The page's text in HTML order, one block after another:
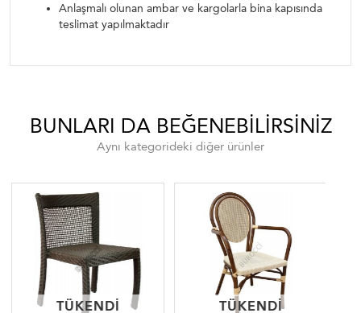
Anlaşmalı olunan ambar ve kargolarla bina kapısında
teslimat yapılmaktadır
BUNLARI DA BEĞENEBILIRSINIZ
Aynı kategorideki diğer ürünler
TÜKENDI
TÜKENDI TÜKENDI
TÜKENDI